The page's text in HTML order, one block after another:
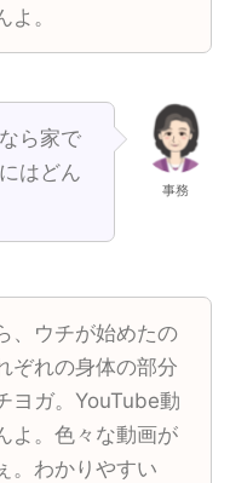
。
ら家で
はどん
事務
、ウチが始めたの
ぞれの身体の部分
ヨガ。YouTube動
よ。色々な動画が
。わかりやすい